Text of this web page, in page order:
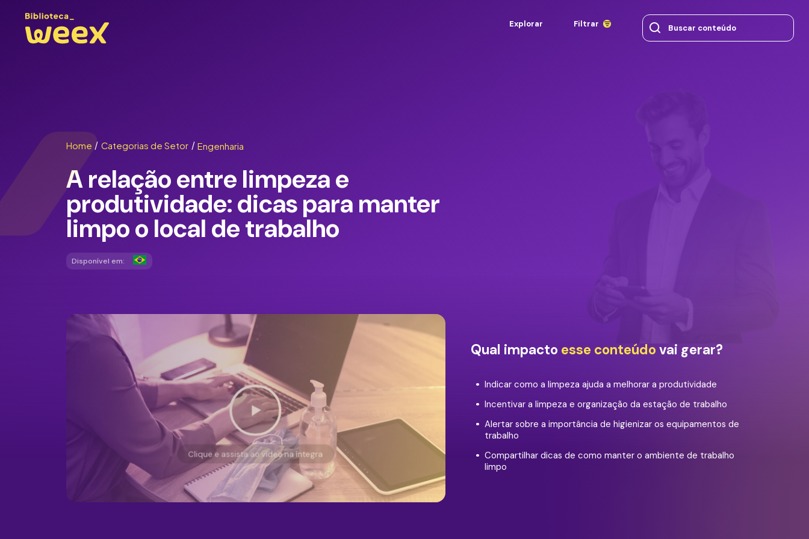
Explorar Filtrar
Home / Categorias de Setor / Engenharia
A relação entre limpeza e
produtividade: dicas para manter
limpo o local de trabalho
Disponível em:
Clique e assista ao vídeo na íntegra
Qual impacto esse conteúdo vai gerar?
Indicar como a limpeza ajuda a melhorar a produtividade
Incentivar a limpeza e organização da estação de trabalho
Alertar sobre a importância de higienizar os equipamentos de
trabalho
Compartilhar dicas de como manter o ambiente de trabalho
limpo